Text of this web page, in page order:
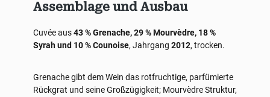
Assemblage und Ausbau
Cuvée aus43 % Grenache, 29 % Mourvèdre, 18 %
Syrah und 10 % Counoise, Jahrgang 2012, trocken.
Grenache gibt dem Wein das rotfruchtige, parfümierte
Rückgrat und seine Großzügigkeit; Mourvèdre Struktur,